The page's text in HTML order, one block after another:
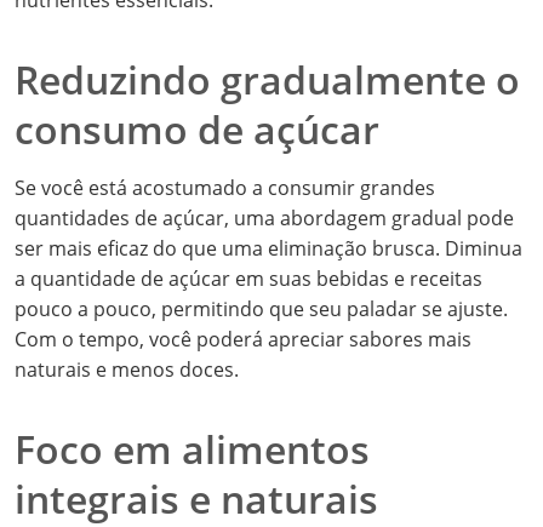
Reduzindo gradualmente o
consumo de açúcar
Se você está acostumado a consumir grandes
quantidades de açúcar, uma abordagem gradual pode
ser mais eficaz do que uma eliminação brusca. Diminua
a quantidade de açúcar em suas bebidas e receitas
pouco a pouco, permitindo que seu paladar se ajuste.
Com o tempo, você poderá apreciar sabores mais
naturais e menos doces.
Foco em alimentos
integrais e naturais